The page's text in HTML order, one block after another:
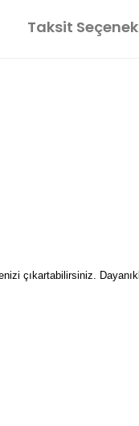
Taksit
çıkartabilirsiniz.